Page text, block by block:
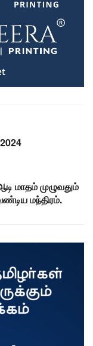
மாதம் முழுவதும்
மந்திரம்.